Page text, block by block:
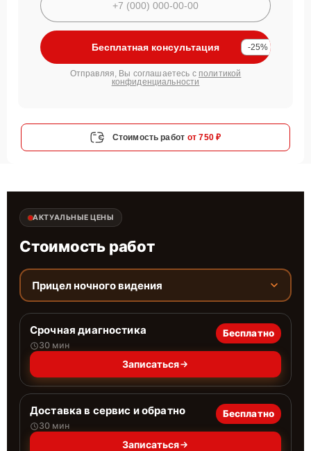
Бесплатная консультация -25%
Отправляя, Вы соглашаетесь с политикой
конфиденциальности
Стоимость работ от 750 ₽
АКТУАЛЬНЫЕ ЦЕНЫ
Стоимость работ
Прицел ночного видения
Срочная диагностика
30 мин
Бесплатно
Записаться
Доставка в сервис и обратно
30 мин
Бесплатно
Записаться